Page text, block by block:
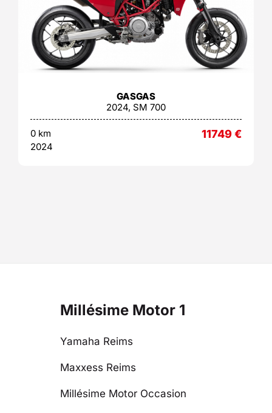
GASGAS
2024, SM 700
0 km
2024
11749€
Millésime Motor 1
Yamaha Reims
Maxxess Reims
Millésime Motor Occasion